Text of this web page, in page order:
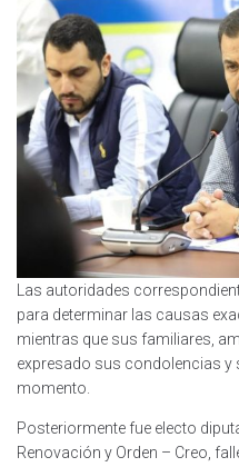
Las autoridades
para determinar las causas
mientras que sus familiares,
expresado sus condolencias y
momento.
Posteriormente fue electo
Renovación y Orden – Creo,